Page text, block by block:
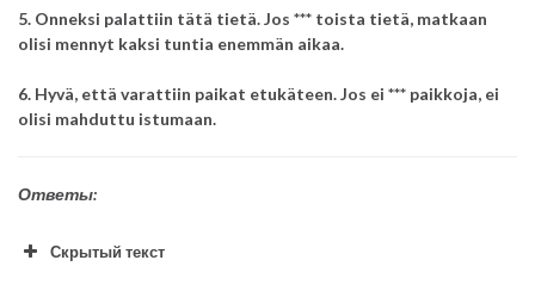
5. Onneksi palattiin tätä tietä. Jos *** toista tietä, matkaan
olisi mennyt kaksi tuntia enemmän aikaa.
6. Hyvä, että varattiin paikat etukäteen. Jos ei *** paikkoja, ei
olisi mahduttu istumaan.
Ответы:
Скрытый текст